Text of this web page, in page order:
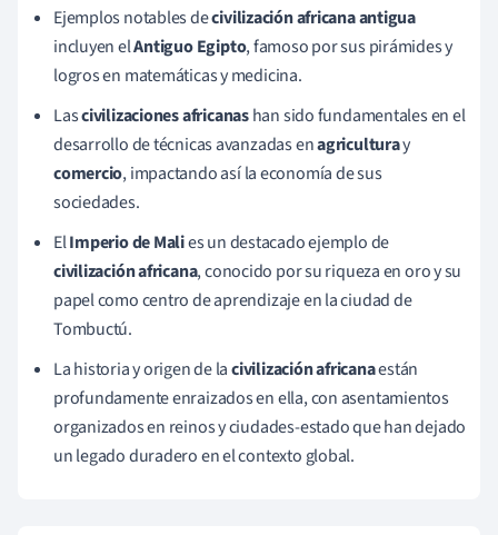
Ejemplos notables decivilización africana antigua
incluyen elAntiguo Egipto, famoso por sus pirámides y
logros en matemáticas y medicina.
Lascivilizaciones africanashan sido fundamentales en el
desarrollo de técnicas avanzadas enagriculturay
comercio, impactando así la economía de sus
sociedades.
ElImperio de Malies un destacado ejemplo de
civilización africana, conocido por su riqueza en oro y su
papel como centro de aprendizaje en la ciudad de
Tombuctú.
La historia y origen de lacivilización africanaestán
profundamente enraizados en ella, con asentamientos
organizados en reinos y ciudades-estado que han dejado
un legado duradero en el contexto global.